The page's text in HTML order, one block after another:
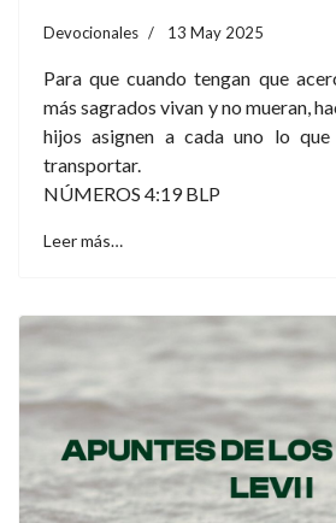
Devocionales 13 May 2025
Para que cuando tengan que
más sagrados vivan y no mueran,
hijos asignen a cada uno lo
transportar.
NÚMEROS 4:19 BLP
Leer más…